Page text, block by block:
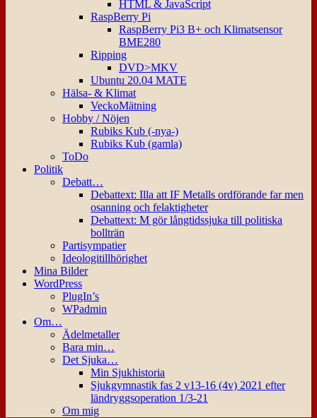
HTML & JavaScript
RaspBerry Pi
RaspBerry Pi3 B+ och Klimatsensor
BME280
Ripping
DVD>MKV
Ubuntu 20.04 MATE
Hälsa- & Klimat
VeckoMätning
Hobby / Nöjen
Rubiks Kub (-nya-)
Rubiks Kub (gamla)
ToDo
Politik
Debatt…
Debattext: Illa att IF Metalls ordförande far men
osanning och felaktigheter
Debattext: M gör långtidssjuka till politiska
bollträn
Partisympatier
Ideologitillhörighet
Mina Bilder
WordPress
PlugIn’s
WPadmin
Om…
Ädelmetaller
Bara min…
Det Sjuka…
Min Sjukhistoria
Sjukgymnastik fas 2 v13-16 (4v) 2021 efter
ländryggsoperation 1/3-21
Om mig